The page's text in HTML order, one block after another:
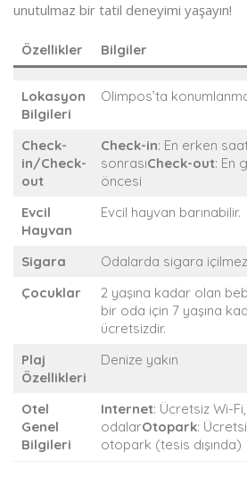
unutulmaz bir tatil deneyimi yaşayın!
Özellikler Bilgiler
Lokasyon
Bilgileri
Olimpos’ta
Check-
in/Check-
out
Check-in: En erken
sonrasıCheck-out: En
öncesi
Evcil
Hayvan
Evcil hayvan barınabilir.
Sigara
Odalarda sigara
Çocuklar
2 yaşına kadar olan
bir oda için 7 yaşına
ücretsizdir.
Plaj
Özellikleri
Denize yakın
Otel
Genel
Bilgileri
Internet: Ücretsiz Wi-
odalarOtopark:
otopark (tesis dışında)